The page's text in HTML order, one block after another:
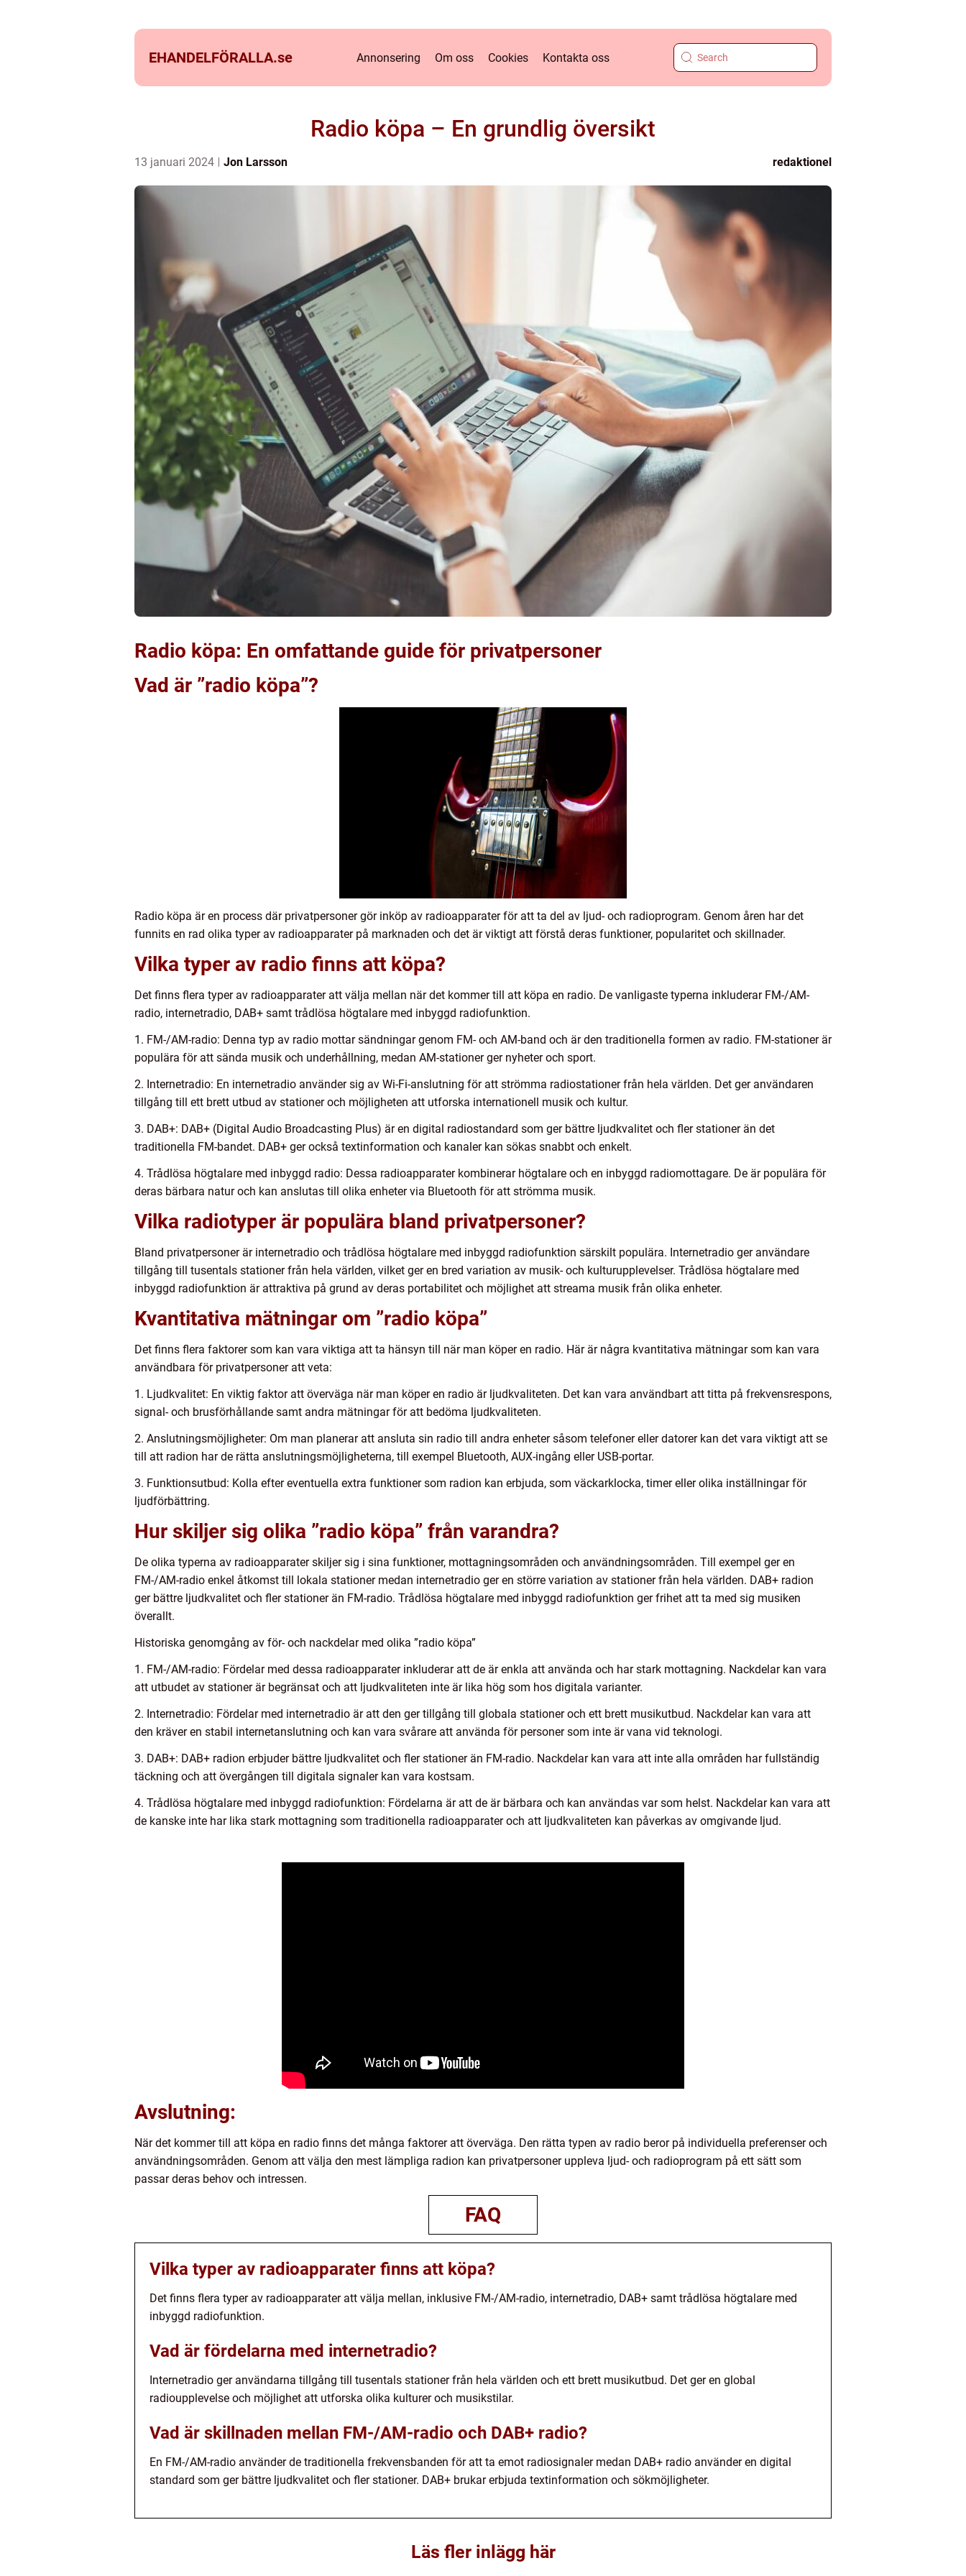
EHANDELFÖRALLA.se Annonsering Om oss Cookies Kontakta oss
Radio köpa – En grundlig översikt
13 januari 2024 Jon Larsson redaktionel
Radio köpa: En omfattande guide för privatpersoner
Vad är ”radio köpa”?
Radio köpa är en process där privatpersoner gör inköp av radioapparater för att ta del av ljud- och radioprogram. Genom åren har det
funnits en rad olika typer av radioapparater på marknaden och det är viktigt att förstå deras funktioner, popularitet och skillnader.
Vilka typer av radio finns att köpa?
Det finns flera typer av radioapparater att välja mellan när det kommer till att köpa en radio. De vanligaste typerna inkluderar FM-/AM-
radio, internetradio, DAB+ samt trådlösa högtalare med inbyggd radiofunktion.
1. FM-/AM-radio: Denna typ av radio mottar sändningar genom FM- och AM-band och är den traditionella formen av radio. FM-stationer är
populära för att sända musik och underhållning, medan AM-stationer ger nyheter och sport.
2. Internetradio: En internetradio använder sig av Wi-Fi-anslutning för att strömma radiostationer från hela världen. Det ger användaren
tillgång till ett brett utbud av stationer och möjligheten att utforska internationell musik och kultur.
3. DAB+: DAB+ (Digital Audio Broadcasting Plus) är en digital radiostandard som ger bättre ljudkvalitet och fler stationer än det
traditionella FM-bandet. DAB+ ger också textinformation och kanaler kan sökas snabbt och enkelt.
4. Trådlösa högtalare med inbyggd radio: Dessa radioapparater kombinerar högtalare och en inbyggd radiomottagare. De är populära för
deras bärbara natur och kan anslutas till olika enheter via Bluetooth för att strömma musik.
Vilka radiotyper är populära bland privatpersoner?
Bland privatpersoner är internetradio och trådlösa högtalare med inbyggd radiofunktion särskilt populära. Internetradio ger användare
tillgång till tusentals stationer från hela världen, vilket ger en bred variation av musik- och kulturupplevelser. Trådlösa högtalare med
inbyggd radiofunktion är attraktiva på grund av deras portabilitet och möjlighet att streama musik från olika enheter.
Kvantitativa mätningar om ”radio köpa”
Det finns flera faktorer som kan vara viktiga att ta hänsyn till när man köper en radio. Här är några kvantitativa mätningar som kan vara
användbara för privatpersoner att veta:
1. Ljudkvalitet: En viktig faktor att överväga när man köper en radio är ljudkvaliteten. Det kan vara användbart att titta på frekvensrespons,
signal- och brusförhållande samt andra mätningar för att bedöma ljudkvaliteten.
2. Anslutningsmöjligheter: Om man planerar att ansluta sin radio till andra enheter såsom telefoner eller datorer kan det vara viktigt att se
till att radion har de rätta anslutningsmöjligheterna, till exempel Bluetooth, AUX-ingång eller USB-portar.
3. Funktionsutbud: Kolla efter eventuella extra funktioner som radion kan erbjuda, som väckarklocka, timer eller olika inställningar för
ljudförbättring.
Hur skiljer sig olika ”radio köpa” från varandra?
De olika typerna av radioapparater skiljer sig i sina funktioner, mottagningsområden och användningsområden. Till exempel ger en
FM-/AM-radio enkel åtkomst till lokala stationer medan internetradio ger en större variation av stationer från hela världen. DAB+ radion
ger bättre ljudkvalitet och fler stationer än FM-radio. Trådlösa högtalare med inbyggd radiofunktion ger frihet att ta med sig musiken
överallt.
Historiska genomgång av för- och nackdelar med olika ”radio köpa”
1. FM-/AM-radio: Fördelar med dessa radioapparater inkluderar att de är enkla att använda och har stark mottagning. Nackdelar kan vara
att utbudet av stationer är begränsat och att ljudkvaliteten inte är lika hög som hos digitala varianter.
2. Internetradio: Fördelar med internetradio är att den ger tillgång till globala stationer och ett brett musikutbud. Nackdelar kan vara att
den kräver en stabil internetanslutning och kan vara svårare att använda för personer som inte är vana vid teknologi.
3. DAB+: DAB+ radion erbjuder bättre ljudkvalitet och fler stationer än FM-radio. Nackdelar kan vara att inte alla områden har fullständig
täckning och att övergången till digitala signaler kan vara kostsam.
4. Trådlösa högtalare med inbyggd radiofunktion: Fördelarna är att de är bärbara och kan användas var som helst. Nackdelar kan vara att
de kanske inte har lika stark mottagning som traditionella radioapparater och att ljudkvaliteten kan påverkas av omgivande ljud.
Avslutning:
När det kommer till att köpa en radio finns det många faktorer att överväga. Den rätta typen av radio beror på individuella preferenser och
användningsområden. Genom att välja den mest lämpliga radion kan privatpersoner uppleva ljud- och radioprogram på ett sätt som
passar deras behov och intressen.
FAQ
Vilka typer av radioapparater finns att köpa?
Det finns flera typer av radioapparater att välja mellan, inklusive FM-/AM-radio, internetradio, DAB+ samt trådlösa högtalare med
inbyggd radiofunktion.
Vad är fördelarna med internetradio?
Internetradio ger användarna tillgång till tusentals stationer från hela världen och ett brett musikutbud. Det ger en global
radioupplevelse och möjlighet att utforska olika kulturer och musikstilar.
Vad är skillnaden mellan FM-/AM-radio och DAB+ radio?
En FM-/AM-radio använder de traditionella frekvensbanden för att ta emot radiosignaler medan DAB+ radio använder en digital
standard som ger bättre ljudkvalitet och fler stationer. DAB+ brukar erbjuda textinformation och sökmöjligheter.
Läs fler inlägg här